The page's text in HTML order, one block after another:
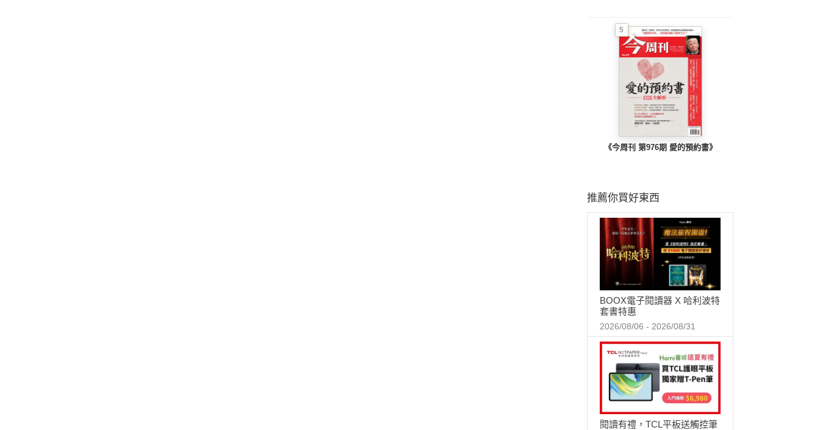
5
《今周刊 第976期 愛的預約書》
推薦你買好東西
BOOX電子閱讀器 X 哈利波特
套書特惠
2026/08/06 - 2026/08/31
閱讀有禮，TCL平板送觸控筆